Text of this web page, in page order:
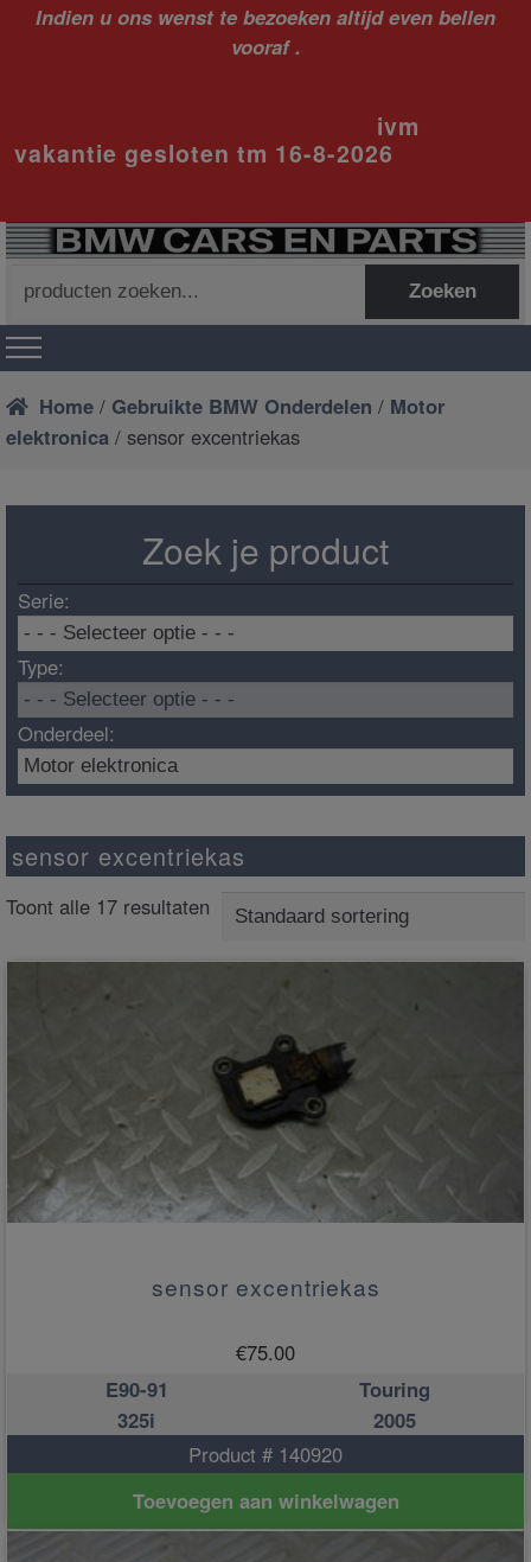
Indien u ons wenst te bezoeken altijd even bellen
vooraf .
ivm
vakantie gesloten tm 16-8-2026
naar:
Zoeken
Home / Gebruikte BMW Onderdelen / Motor
elektronica / sensor excentriekas
Zoek je product
Serie:
Type:
Onderdeel:
sensor excentriekas
Toont alle 17 resultaten
sensor excentriekas
€75.00
E90-91
Touring
325i
2005
Product # 140920
Toevoegen aan winkelwagen